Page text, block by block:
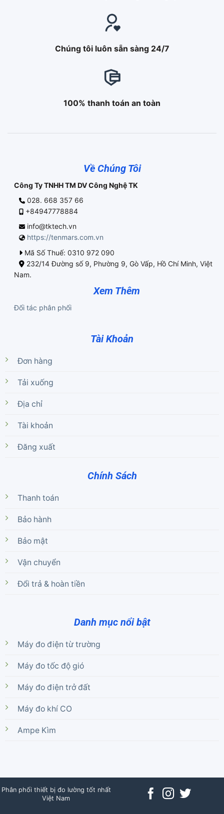
Chúng tôi luôn sẵn sàng 24/7
100% thanh toán an toàn
Về Chúng Tôi
Công Ty TNHH TM DV Công Nghệ TK
028. 668 357 66
+84947778884
info@tktech.vn
https://tenmars.com.vn
Mã Số Thuế: 0310 972 090
232/14 Đường số 9, Phường 9, Gò Vấp, Hồ Chí Minh, Việt
Nam.
Xem Thêm
Đối tác phân phối
Tài Khoản
Đơn hàng
Tải xuống
Địa chỉ
Tài khoản
Đăng xuất
Chính Sách
Thanh toán
Bảo hành
Bảo mật
Vận chuyển
Đổi trả & hoàn tiền
Danh mục nổi bật
Máy đo điện từ trường
Máy đo tốc độ gió
Máy đo điện trở đất
Máy đo khí CO
Ampe Kìm
Phân phối thiết bị đo lường tốt nhất
Việt Nam